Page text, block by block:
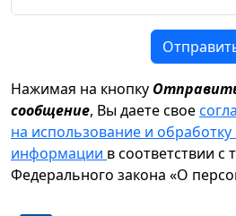
Нажимая на кнопку
сообщение, Вы даете свое
на использование и
информации в соответствии с
Федерального закона «О